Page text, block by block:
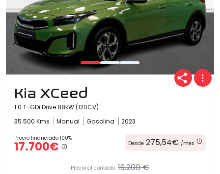
Kia XCeed
1.0 T-GDi Drive 88kW (120CV)
35.500 Kms
Manual Gasolina 2023
Precio financiado 100%
17.700€ Desde 275,54€ /mes
Precio al contado: 19.200 €